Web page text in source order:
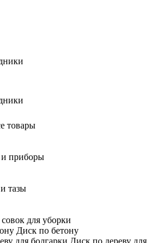
товары
приборы
тазы
для уборки
Диск по бетону
Диск по дереву для